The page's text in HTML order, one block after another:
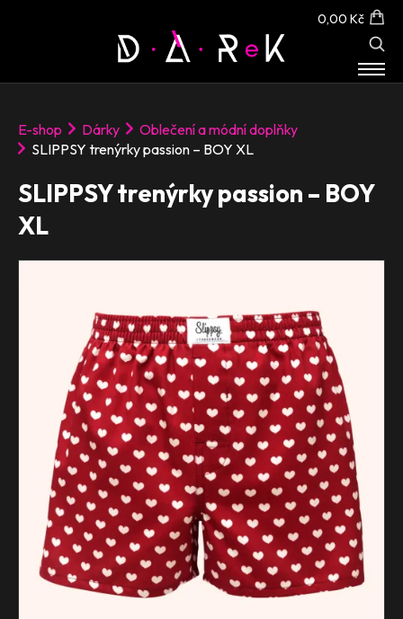
0,00 Kč
E-shop Dárky
Oblečení a módní doplňky
SLIPPSY trenýrky passion – BOY XL
SLIPPSY trenýrky passion – BOY
XL